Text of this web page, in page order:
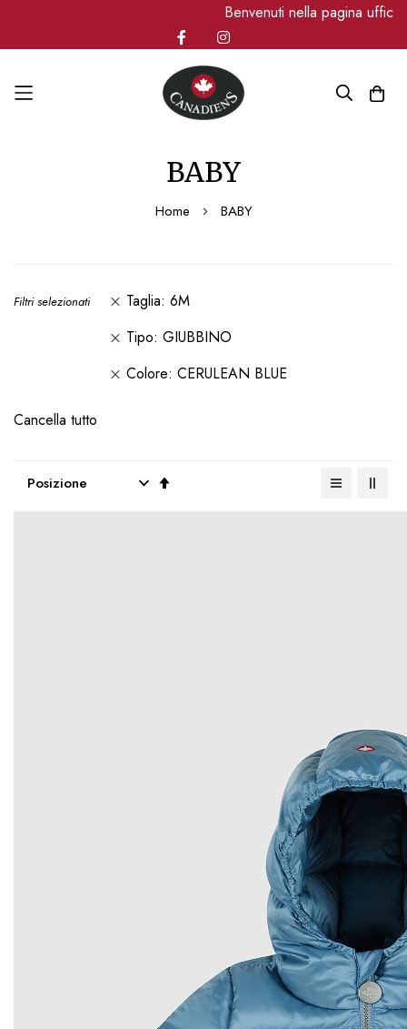
Benvenuti nella pagina
BABY
Home BABY
Filtri selezionati Taglia 6M
Tipo GIUBBINO
Colore CERULEAN BLUE
Cancella tutto